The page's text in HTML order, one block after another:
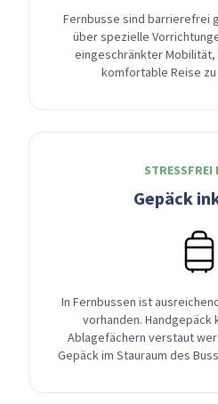
Fernbusse sind barrierefrei
über spezielle
eingeschränkter Mobilität,
komfortable Reise
STRESSFREI
Gepäck
In Fernbussen ist
vorhanden. Handgepäck
Ablagefächern verstaut
Gepäck im Stauraum des